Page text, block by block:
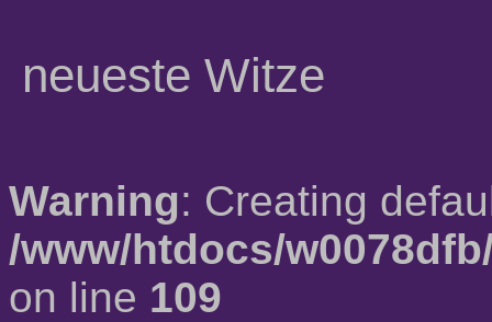
neueste Witze
Warning: Creating
/www/htdocs/
on line 109